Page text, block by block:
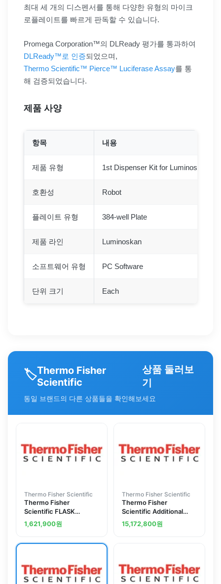
최대 세 개의 디스펜서를 통해 다양한 유형의 마이크
로플레이트를 빠르게 판독할 수 있습니다.
Promega Corporation™의 DLReady 평가를 통과하여
DLReady™로 인증되었으며,
Thermo Scientific™ Pierce™ Luciferase Assay를 통
해 검증되었습니다.
제품 사양
항목 내용
제품 유형 1st Dispenser Kit for Luminoskan
호환성 Robot
플레이트 유형 384-well Plate
제품 라인 Luminoskan
소프트웨어 유형 PC Software
단위 크기 Each
🏷️Thermo Fisher
Scientific
상품 둘러보
기
동일 브랜드의 다른 상품들을 확인해보세요
Thermo Fisher Scientific
Thermo Fisher
Scientific FLASK
VOLUME CLASSA
STOPPER 25 (2801725)
1,621,900원
Thermo Fisher Scientific
Thermo Fisher
Scientific Additional
Dispenser Kit for
Fluoroskan Ascent FL
15,172,800원